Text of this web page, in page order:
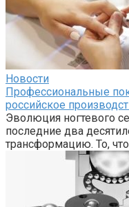
Новости
Профессиональные
российское
Эволюция ногтевого
последние два
трансформацию. То, что